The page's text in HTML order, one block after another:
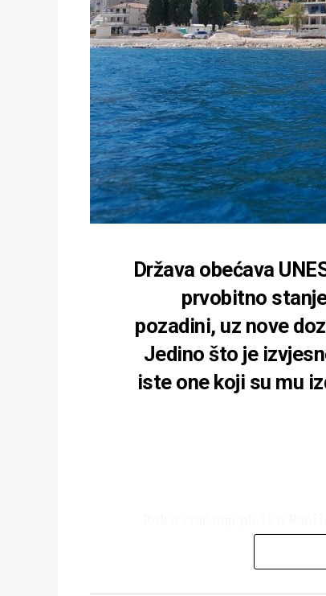
Država obećava
prvobitno
pozadini, uz nove
Jedino što je
iste one koji su mu
ovom malom primorskom
nasute plaže sada služi kao